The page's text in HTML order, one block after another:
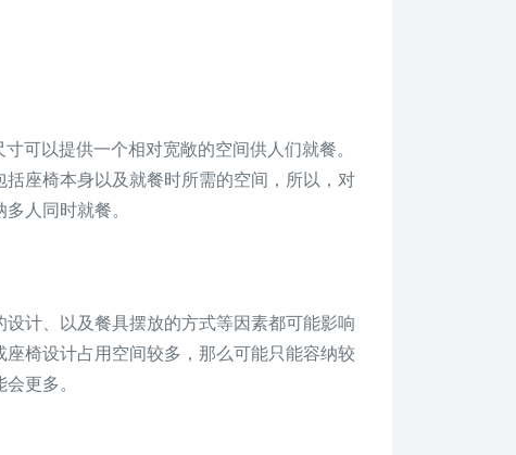
可以提供一个相对宽敞的空间供人们就餐。
座椅本身以及就餐时所需的空间，所以，对
人同时就餐。
计、以及餐具摆放的方式等因素都可能影响
椅设计占用空间较多，那么可能只能容纳较
更多。